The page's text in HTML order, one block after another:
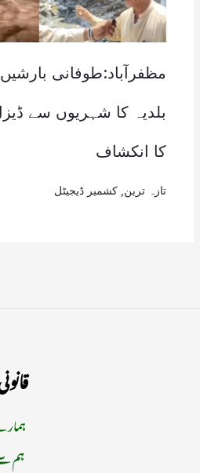
مظفرآباد:طوفانی
بلدیہ کا شہریوں سے
کا انکشاف
تازہ ترین کشمیر ڈیجیٹل
ہم